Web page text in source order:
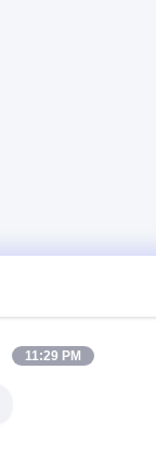
11:29 PM